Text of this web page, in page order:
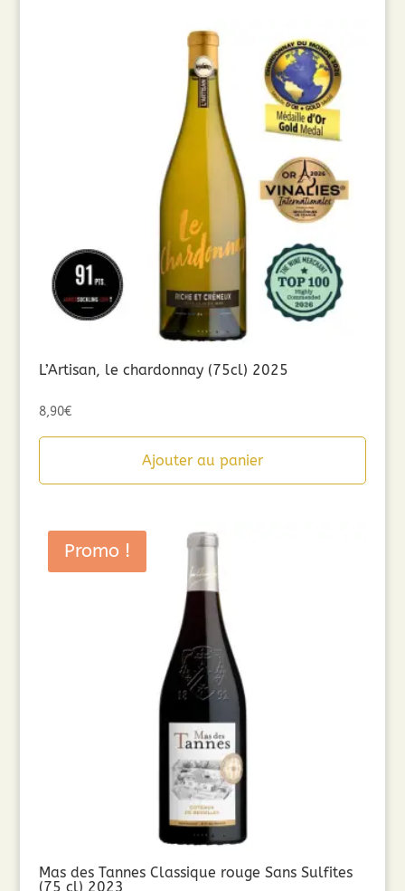
L’Artisan, le chardonnay (75cl) 2025
8,90€
Ajouter au panier
Promo !
Mas des Tannes Classique rouge Sans Sulfites
(75 cl) 2023